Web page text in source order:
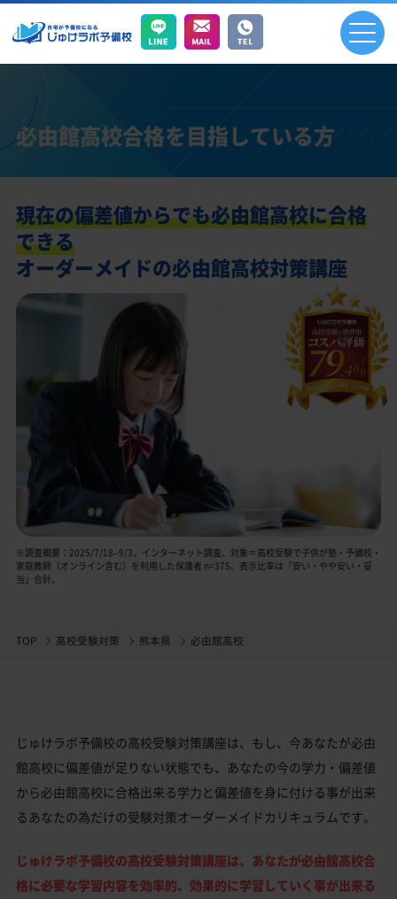
必由館高校合格を目指している方
現在の偏差値からでも必由館高校に合格
できる
オーダーメイドの必由館高校対策講座
※調査概要：2025/7/18–9/3、インターネット調査、対象＝高校受験で子供が塾・予備校・
家庭教師（オンライン含む）を利用した保護者 n=375。表示比率は「安い・やや安い・妥
当」合計。
TOP 高校受験対策 熊本県 必由館高校
じゅけラボ予備校の高校受験対策講座は、もし、今あなたが必由
館高校に偏差値が足りない状態でも、あなたの今の学力・偏差値
から必由館高校に合格出来る学力と偏差値を身に付ける事が出来
るあなたの為だけの受験対策オーダーメイドカリキュラムです。
じゅけラボ予備校の高校受験対策講座は、あなたが必由館高校合
格に必要な学習内容を効率的、効果的に学習していく事が出来る